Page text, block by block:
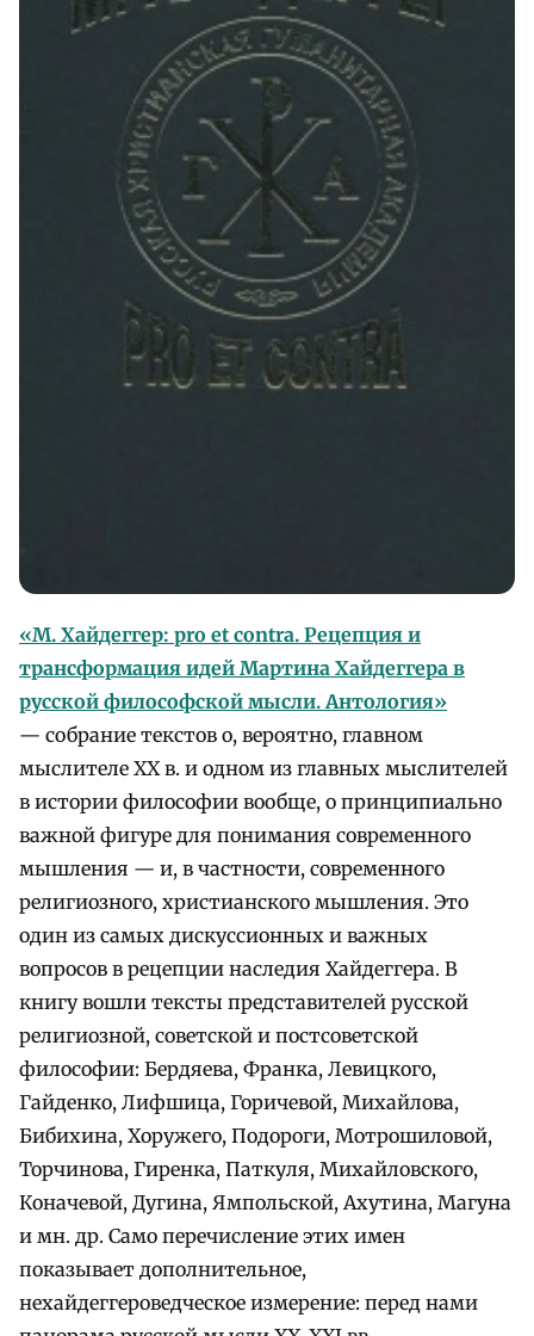
«М. Хайдеггер: pro et contra. Рецепция и
трансформация идей Мартина Хайдеггера в
русской философской мысли. Антология»
— собрание текстов о, вероятно, главном
мыслителе XX в. и одном из главных мыслителей
в истории философии вообще, о принципиально
важной фигуре для понимания современного
мышления — и, в частности, современного
религиозного, христианского мышления. Это
один из самых дискуссионных и важных
вопросов в рецепции наследия Хайдеггера. В
книгу вошли тексты представителей русской
религиозной, советской и постсоветской
философии: Бердяева, Франка, Левицкого,
Гайденко, Лифшица, Горичевой, Михайлова,
Бибихина, Хоружего, Подороги, Мотрошиловой,
Торчинова, Гиренка, Паткуля, Михайловского,
Коначевой, Дугина, Ямпольской, Ахутина, Магуна
и мн. др. Само перечисление этих имен
показывает дополнительное,
нехайдеггероведческое измерение: перед нами